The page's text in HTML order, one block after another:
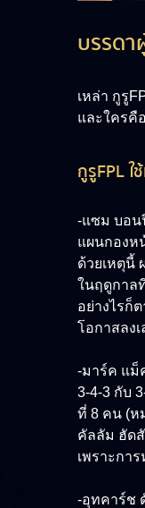
บรรดา
เหล่า กูรู
และใครคื
กูรูFPL ใ
-แซม บอน
แผนกองห
ด้วยเหตุนี้
ในฤดูกาล
อย่างไรก็
โอกาสลง
-มาร์ค แม็
3-4-3 กับ
ที่ 8 คน (ห
คัลลัม ฮัดสั
เพราะการ
-อุทคาร์ช